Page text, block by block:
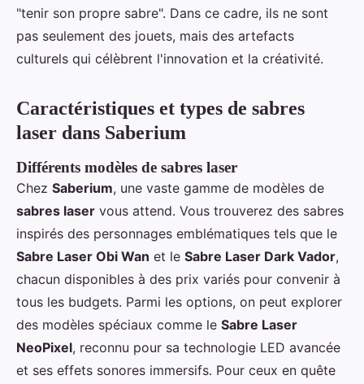
"tenir son propre sabre". Dans ce cadre, ils ne sont
pas seulement des jouets, mais des artefacts
culturels qui célèbrent l'innovation et la créativité.
Caractéristiques et types de sabres
laser dans Saberium
Différents modèles de sabres laser
Chez Saberium, une vaste gamme de modèles de
sabres laser vous attend. Vous trouverez des sabres
inspirés des personnages emblématiques tels que le
Sabre Laser Obi Wan et le Sabre Laser Dark Vador,
chacun disponibles à des prix variés pour convenir à
tous les budgets. Parmi les options, on peut explorer
des modèles spéciaux comme le Sabre Laser
NeoPixel, reconnu pour sa technologie LED avancée
et ses effets sonores immersifs. Pour ceux en quête